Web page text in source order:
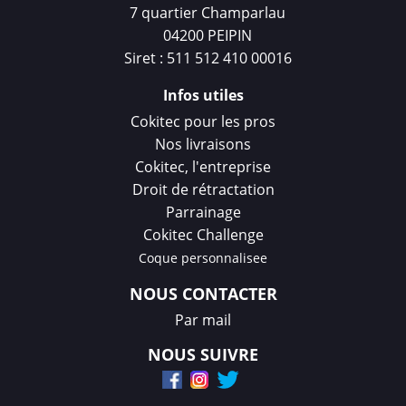
7 quartier Champarlau
04200 PEIPIN
Siret : 511 512 410 00016
Infos utiles
Cokitec pour les pros
Nos livraisons
Cokitec, l'entreprise
Droit de rétractation
Parrainage
Cokitec Challenge
Coque personnalisee
NOUS CONTACTER
Par mail
NOUS SUIVRE